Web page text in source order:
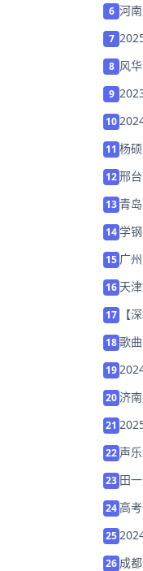
6 河
7
8 风
9
10
11 杨硕
12邢
13青
14学
15 广
16 天
17
【
18歌
19
20 济
21
22 声
23 田
24高
25
26 成